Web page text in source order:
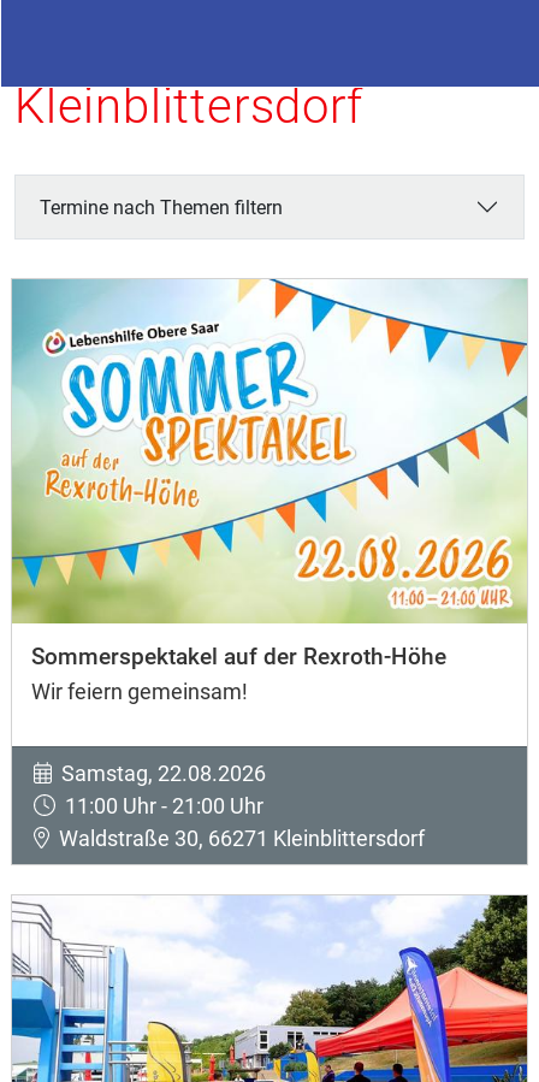
Kleinblittersdorf
Termine nach Themen filtern
Sommerspektakel auf der Rexroth-Höhe
Wir feiern gemeinsam!
Samstag, 22.08.2026
11:00 Uhr - 21:00 Uhr
Waldstraße 30, 66271 Kleinblittersdorf